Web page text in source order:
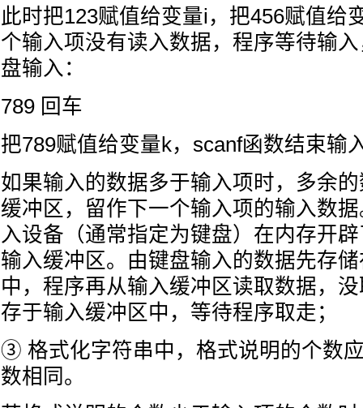
此时把123赋值给变量i，把456赋值给
个输入项没有读入数据，程序等待输
盘输入：
789 回车
把789赋值给变量k，scanf函数结束输
如果输入的数据多于输入项时，多余
缓冲区，留作下一个输入项的输入数
入设备（通常指定为键盘）在内存开
输入缓冲区。由键盘输入的数据先存
中，程序再从输入缓冲区读取数据，
存于输入缓冲区中，等待程序取走；
③ 格式化字符串中，格式说明的个数
数相同。